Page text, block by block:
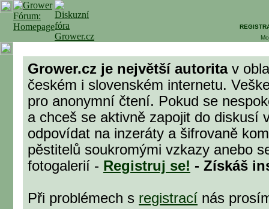
Grower.cz je největší autoritav
českém i slovenském internetu.
pro anonymní čtení. Pokud se
a chceš se aktivně zapojit do diskusí
odpovídat na inzeráty a šifrovaně
pěstitelů soukromými vzkazy anebo
fotogalerií - Registruj se! - Získáš
Při problémech s registrací nás